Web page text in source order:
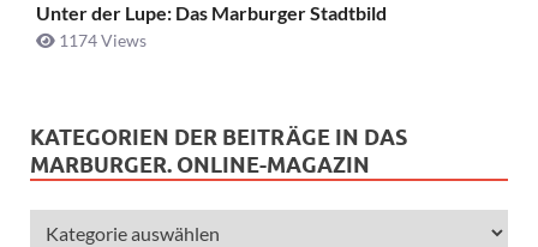
Unter der Lupe: Das Marburger Stadtbild
1174 Views
KATEGORIEN DER BEITRÄGE IN DAS
MARBURGER. ONLINE-MAGAZIN